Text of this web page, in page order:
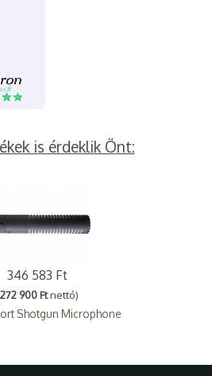
is érdeklik Önt:
346 583 Ft
272 900 Ftnettó)
Shotgun Microphone